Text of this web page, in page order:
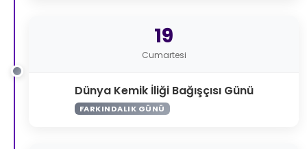
19
Cumartesi
Dünya Kemik İliği Bağışçısı Günü
FARKINDALIK GÜNÜ